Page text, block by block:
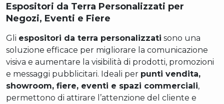
Espositori da Terra Personalizzati per
Negozi, Eventi e Fiere
Gli espositori da terra personalizzati sono una
soluzione efficace per migliorare la comunicazione
visiva e aumentare la visibilità di prodotti, promozioni
e messaggi pubblicitari. Ideali per punti vendita,
showroom, fiere, eventi e spazi commerciali,
permettono di attirare l’attenzione del cliente e